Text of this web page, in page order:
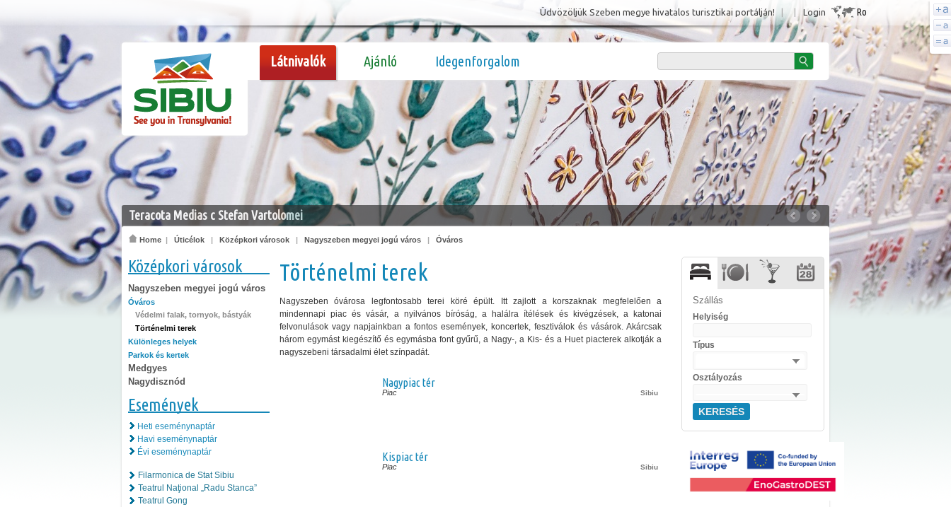
Login Ro
Üdvözöljük Szeben megye hivatalos turisztikai portálján!
Látnivalók Ajánló Idegenforgalom
Teracota Medias c Stefan Vartolomei
Home | Úticélok | Középkori városok | Nagyszeben megyei jogú város | Óváros
Középkori városok
Nagyszeben megyei jogú város
Óváros
Védelmi falak, tornyok, bástyák
Történelmi terek
Különleges helyek
Parkok és kertek
Medgyes
Nagydisznód
Események
Heti eseménynaptár
Havi eseménynaptár
Évi eseménynaptár
Filarmonica de Stat Sibiu
Teatrul Naţional „Radu Stanca”
Teatrul Gong
Történelmi terek
Nagyszeben óvárosa legfontosabb terei köré épült. Itt zajlott a korszaknak megfelelően a
mindennapi piac és vásár, a nyilvános bíróság, a halálra ítélések és kivégzések, a katonai
felvonulások vagy napjainkban a fontos események, koncertek, fesztiválok és vásárok. Akárcsak
három egymást kiegészítő és egymásba font gyűrű, a Nagy-, a Kis- és a Huet piacterek alkotják a
nagyszebeni társadalmi élet színpadát.
Nagypiac tér
Sibiu
Piac
Kispiac tér
Sibiu
Piac
Szállás
Helyiség
Típus
Osztályozás
KERESÉS